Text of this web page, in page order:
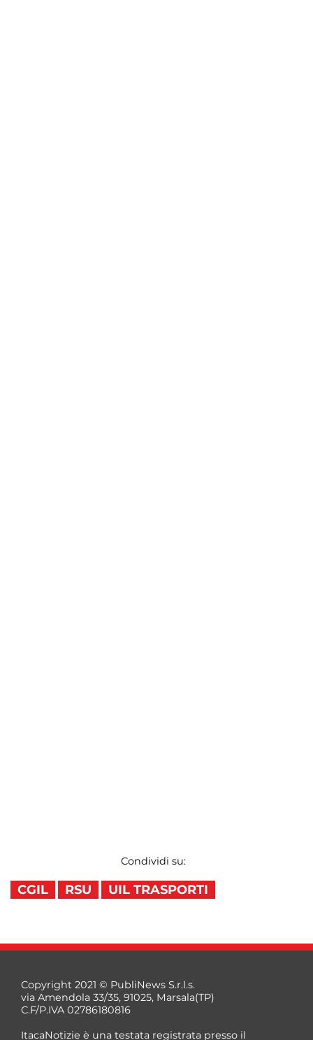
Condividi su:
CGIL RSU UIL TRASPORTI
Copyright 2021 © PubliNews S.r.l.s.
via Amendola 33/35, 91025, Marsala(TP)
C.F/P.IVA 02786180816
ItacaNotizie è una testata registrata presso il